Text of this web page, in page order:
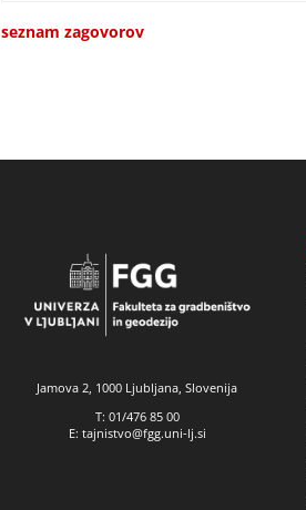
seznam zagovorov
Jamova 2, 1000 Ljubljana, Slovenija
T: 01/476 85 00
E: tajnistvo@fgg.uni-lj.si